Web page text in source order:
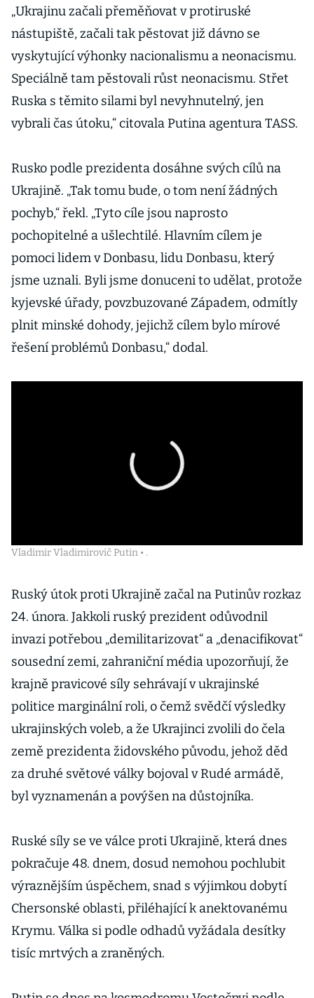
„Ukrajinu začali přeměňovat v protiruské
nástupiště, začali tak pěstovat již dávno se
vyskytující výhonky nacionalismu a neonacismu.
Speciálně tam pěstovali růst neonacismu. Střet
Ruska s těmito silami byl nevyhnutelný, jen
vybrali čas útoku,“ citovala Putina agentura TASS.
Rusko podle prezidenta dosáhne svých cílů na
Ukrajině. „Tak tomu bude, o tom není žádných
pochyb,“ řekl. „Tyto cíle jsou naprosto
pochopitelné a ušlechtilé. Hlavním cílem je
pomoci lidem v Donbasu, lidu Donbasu, který
jsme uznali. Byli jsme donuceni to udělat, protože
kyjevské úřady, povzbuzované Západem, odmítly
plnit minské dohody, jejichž cílem bylo mírové
řešení problémů Donbasu,“ dodal.
Vladimir Vladimirovič Putin • .
Ruský útok proti Ukrajině začal na Putinův rozkaz
24. února. Jakkoli ruský prezident odůvodnil
invazi potřebou „demilitarizovat“ a „denacifikovat“
sousední zemi, zahraniční média upozorňují, že
krajně pravicové síly sehrávají v ukrajinské
politice marginální roli, o čemž svědčí výsledky
ukrajinských voleb, a že Ukrajinci zvolili do čela
země prezidenta židovského původu, jehož děd
za druhé světové války bojoval v Rudé armádě,
byl vyznamenán a povýšen na důstojníka.
Ruské síly se ve válce proti Ukrajině, která dnes
pokračuje 48. dnem, dosud nemohou pochlubit
výraznějším úspěchem, snad s výjimkou dobytí
Chersonské oblasti, přiléhající k anektovanému
Krymu. Válka si podle odhadů vyžádala desítky
tisíc mrtvých a zraněných.